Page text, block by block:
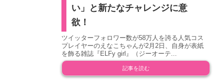
い」と新たなチャレンジに意
欲！
ツイッターフォロワー数が58万人を誇る人気コス
プレイヤーのえなこちゃんが2月2日、自身が表紙
を飾る雑誌『ELFy girl』（ジーオーテ...
記事を読む